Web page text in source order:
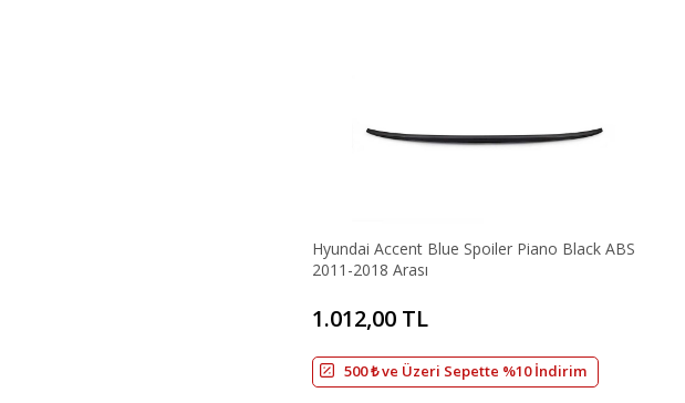
Hyundai Accent Blue Spoiler Piano Black ABS
2011-2018 Arası
1.012,00 TL
500 ₺ ve Üzeri Sepette %10 İndirim